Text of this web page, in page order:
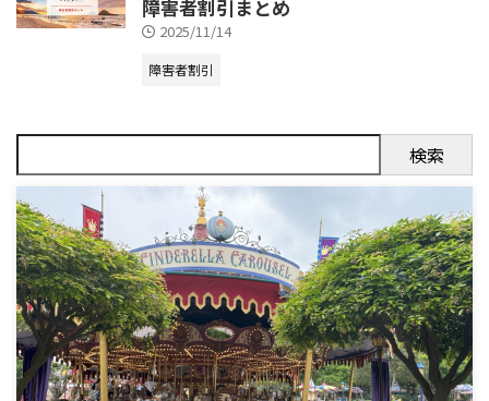
障害者割引まとめ
2025/11/14
障害者割引
検索